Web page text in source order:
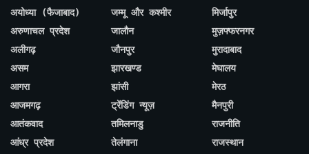
अयोध्या (फैजाबाद)
अरुणाचल प्रदेश
अलीगढ़
असम
आगरा
आजमगढ़
आतंकवाद
आंध्र प्रदेश
जम्मू और कश्मीर
जालौन
जौनपुर
झारखण्ड
झांसी
ट्रेंडिंग न्यूज़
तमिलनाडु
तेलंगाना
मिर्जापुर
मुज़फ्फरनगर
मुरादाबाद
मेघालय
मेरठ
मैनपुरी
राजनीति
राजस्थान